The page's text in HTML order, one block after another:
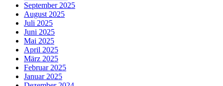
September 2025
August 2025
Juli 2025
Juni 2025
Mai 2025
April 2025
März 2025
Februar 2025
Januar 2025